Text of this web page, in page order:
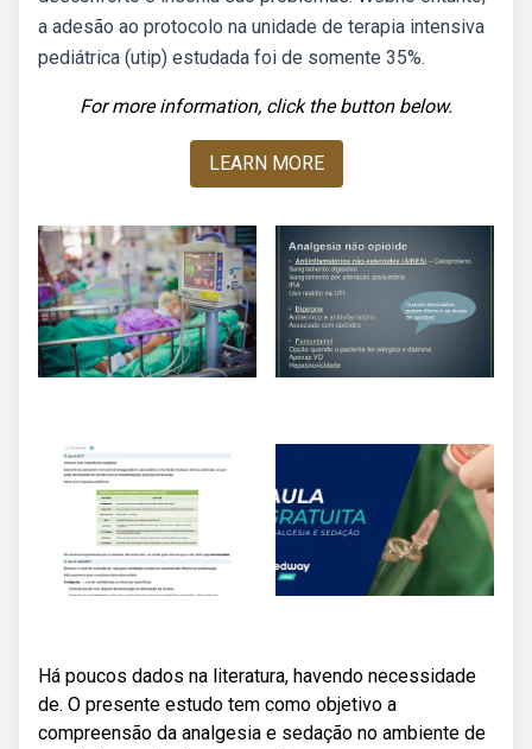
a adesão ao protocolo na unidade de terapia intensiva
pediátrica (utip) estudada foi de somente 35%.
For more information, click the button below.
LEARN MORE
Há poucos dados na literatura, havendo necessidade
de. O presente estudo tem como objetivo a
compreensão da analgesia e sedação no ambiente de